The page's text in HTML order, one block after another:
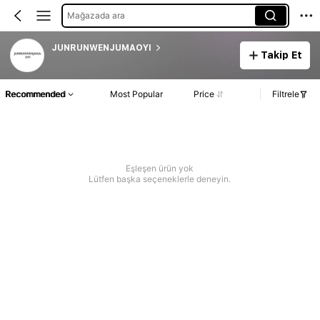
Mağazada ara
JUNRUNWENJUMAOYI
Takip Et
Recommended Most Popular Price Filtrele
Eşleşen ürün yok
Lütfen başka seçeneklerle deneyin.